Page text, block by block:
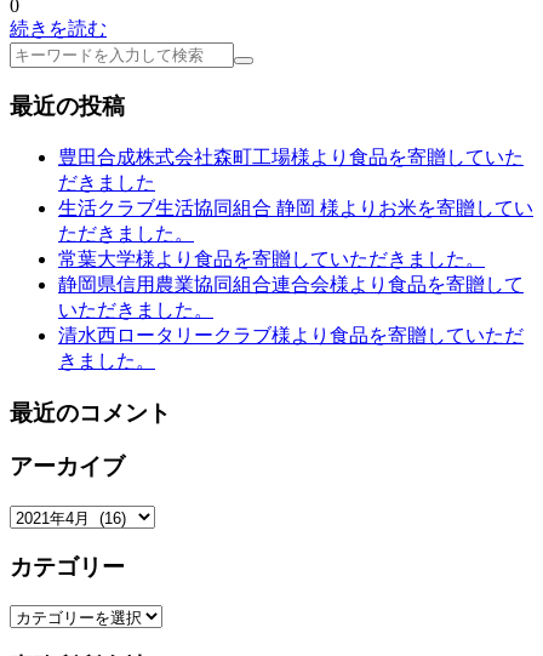
0
続きを読む
検
最近の投稿
豊田合成株式会社森町工場様より食品を寄贈していた
だきました
生活クラブ生活協同組合 静岡 様よりお米を寄贈してい
ただきました。
常葉大学様より食品を寄贈していただきました。
静岡県信用農業協同組合連合会様より食品を寄贈して
いただきました。
清水西ロータリークラブ様より食品を寄贈していただ
きました。
最近のコメント
アーカイブ
ア
カ
ブ
カテゴリー
カ